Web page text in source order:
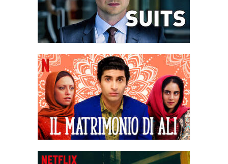
Sonam; tuttavia, Kashyap insiste che Javed sta mentendo.
Finiscono per arrivare a casa di Kashyap, dove un'altra
videochiamata mostra che Sonam si trova nella sua sala DVD.
Quando entrano, Sonam è sparita e anche i genitori di Kashyap
originale e i due si recano sul posto. Un misterioso uomo
mascherato con un'altra videocamera si presenta, ma non
trovano nessun altro mentre il sole sorge e il tempo scorre.
Sebbene Kashyap affermi ripetutamente che questi eventi non
erano nel suo copione, Kapoor ne scopre una copia e lo costringe
a leggerla: in essa si legge che Kashyap lo ha intenzionalmente
sviato, poi ha pianificato di prendere una pistola dalla sua borsa e
di costringere Kapoor a scegliere se uccidere se stesso o
agitato con la suddetta pistola e gli spara accidentalmente.